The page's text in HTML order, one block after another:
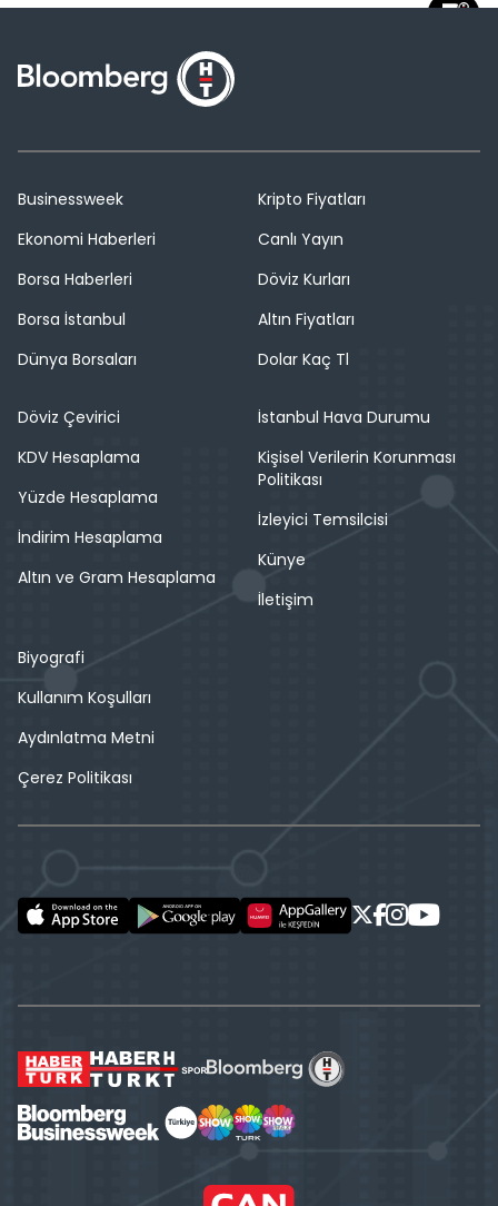
Businessweek
Ekonomi Haberleri
Borsa Haberleri
Borsa İstanbul
Dünya Borsaları
Kripto Fiyatları
Canlı Yayın
Döviz Kurları
Altın Fiyatları
Dolar Kaç Tl
Döviz Çevirici
KDV Hesaplama
Yüzde Hesaplama
İndirim Hesaplama
Altın ve Gram Hesaplama
İstanbul Hava Durumu
Kişisel Verilerin Korunması
Politikası
İzleyici Temsilcisi
Künye
İletişim
Biyografi
Kullanım Koşulları
Aydınlatma Metni
Çerez Politikası